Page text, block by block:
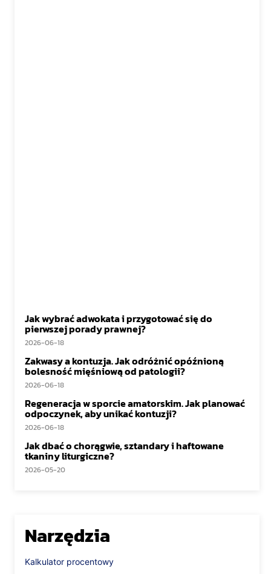
Jak wybrać adwokata i przygotować się do
pierwszej porady prawnej?
2026-06-18
Zakwasy a kontuzja. Jak odróżnić opóźnioną
bolesność mięśniową od patologii?
2026-06-18
Regeneracja w sporcie amatorskim. Jak planować
odpoczynek, aby unikać kontuzji?
2026-06-18
Jak dbać o chorągwie, sztandary i haftowane
tkaniny liturgiczne?
2026-05-20
Narzędzia
Kalkulator procentowy